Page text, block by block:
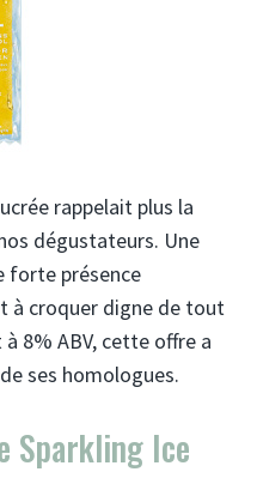
rappelait plus la
dégustateurs. Une
forte présence
à croquer digne de tout
8% ABV, cette offre a
ses homologues.
Sparkling Ice